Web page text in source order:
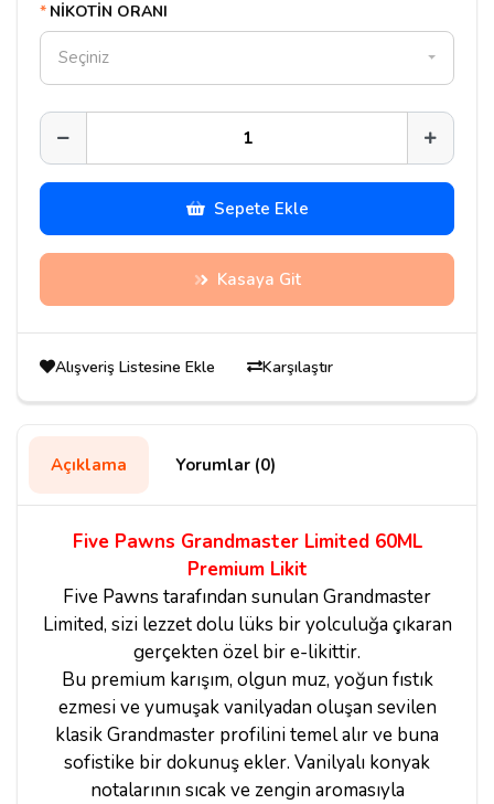
NİKOTİN ORANI
Seçiniz
Sepete Ekle
Kasaya Git
Alışveriş Listesine Ekle Karşılaştır
Açıklama Yorumlar (0)
Five Pawns Grandmaster Limited 60ML
Premium Likit
Five Pawns tarafından sunulan Grandmaster
Limited, sizi lezzet dolu lüks bir yolculuğa çıkaran
gerçekten özel bir e-likittir.
Bu premium karışım, olgun muz, yoğun fıstık
ezmesi ve yumuşak vanilyadan oluşan sevilen
klasik Grandmaster profilini temel alır ve buna
sofistike bir dokunuş ekler. Vanilyalı konyak
notalarının sıcak ve zengin aromasıyla